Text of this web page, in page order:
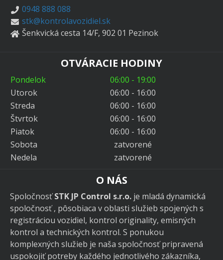
0948 888 088
stk@kontrolavozidiel.sk
Šenkvická cesta 14/F, 902 01 Pezinok
OTVÁRACIE HODINY
Pondelok
06:00 - 19:00
Utorok
06:00 - 16:00
Streda
06:00 - 16:00
Štvrtok
06:00 - 16:00
Piatok
06:00 - 16:00
Sobota
zatvorené
Nedela
zatvorené
O NÁS
SpoločnosťSTK JP Control s.r.o. je mladá dynamická
spoločnosť , pôsobiaca v oblasti služieb spojených s
registráciou vozidiel, kontrol originality, emisných
kontrol a technických kontrol. S ponukou
komplexných služieb je naša spoločnosť pripravená
uspokojiť potreby každého jednotlivého zákazníka,